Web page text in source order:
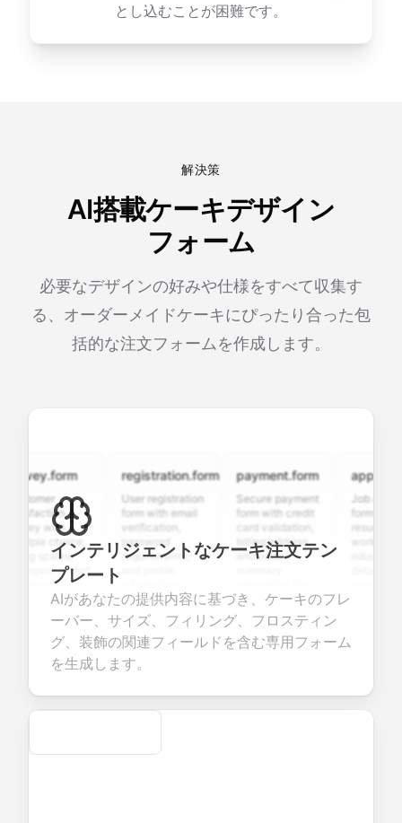
とし込むことが困難です。
解決策
AI搭載ケーキデザイン
フォーム
必要なデザインの好みや仕様をすべて収集す
る、オーダーメイドケーキにぴったり合った包
括的な注文フォームを作成します。
with
choice,
open-ended
valuable
products or
registration.form
User registration
form with email
verification,
password
requirements,
and profile
information
fields for
seamless
account
creation.
payment.form
Secure payment
form with credit
card validation,
billing address,
and order
smooth e-
commerce
transactions.
Job
form with
resume
education
screening
efficient
candidate
インテリジェントなケーキ注文テン
プレート
AIがあなたの提供内容に基づき、ケーキのフレ
ーバー、サイズ、フィリング、フロスティン
グ、装飾の関連フィールドを含む専用フォーム
を生成します。
Secure